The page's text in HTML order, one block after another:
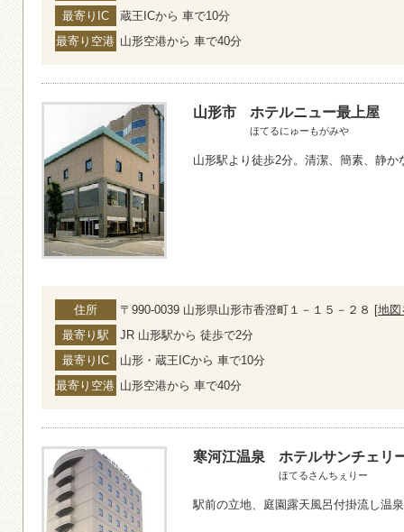
最寄りIC
蔵王ICから 車で10分
最寄り空港 山形空港から 車で40分
山形市 ホテルニュー最上屋
ほてるにゅーもがみや
山形駅より徒歩2分。清潔、簡素、静か
住所 〒990-0039 山形県山形市香澄町１－１５－２８ [地図
最寄り駅
JR 山形駅から 徒歩で2分
最寄りIC
山形・蔵王ICから 車で10分
最寄り空港 山形空港から 車で40分
寒河江温泉 ホテルサンチェリ
ほてるさんちぇりー
駅前の立地、庭園露天風呂付掛流し温